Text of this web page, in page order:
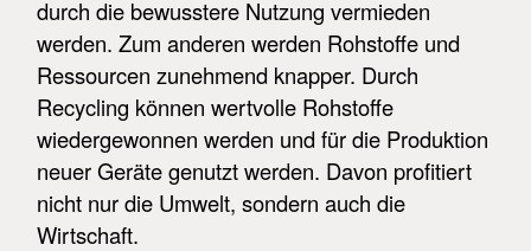
durch die bewusstere Nutzung vermieden
werden. Zum anderen werden Rohstoffe und
Ressourcen zunehmend knapper. Durch
Recycling können wertvolle Rohstoffe
wiedergewonnen werden und für die Produktion
neuer Geräte genutzt werden. Davon profitiert
nicht nur die Umwelt, sondern auch die
Wirtschaft.